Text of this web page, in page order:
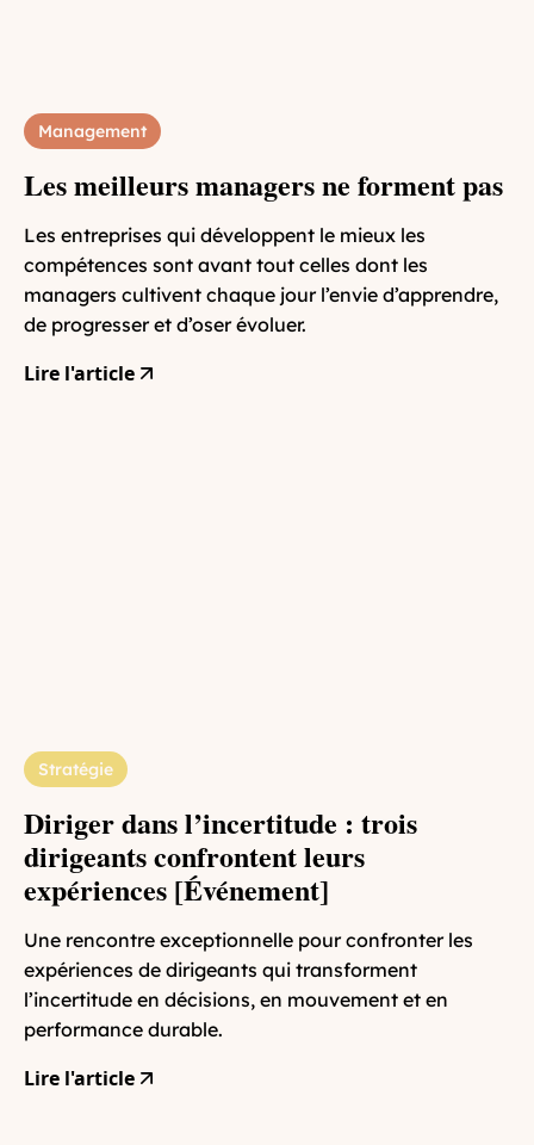
Management
Les meilleurs managers ne forment pas
Les entreprises qui développent le mieux les
compétences sont avant tout celles dont les
managers cultivent chaque jour l’envie d’apprendre,
de progresser et d’oser évoluer.
Lire l'article
Stratégie
Diriger dans l’incertitude : trois
dirigeants confrontent leurs
expériences [Événement]
Une rencontre exceptionnelle pour confronter les
expériences de dirigeants qui transforment
l’incertitude en décisions, en mouvement et en
performance durable.
Lire l'article